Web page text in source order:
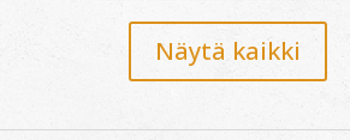
Näytä kaikki